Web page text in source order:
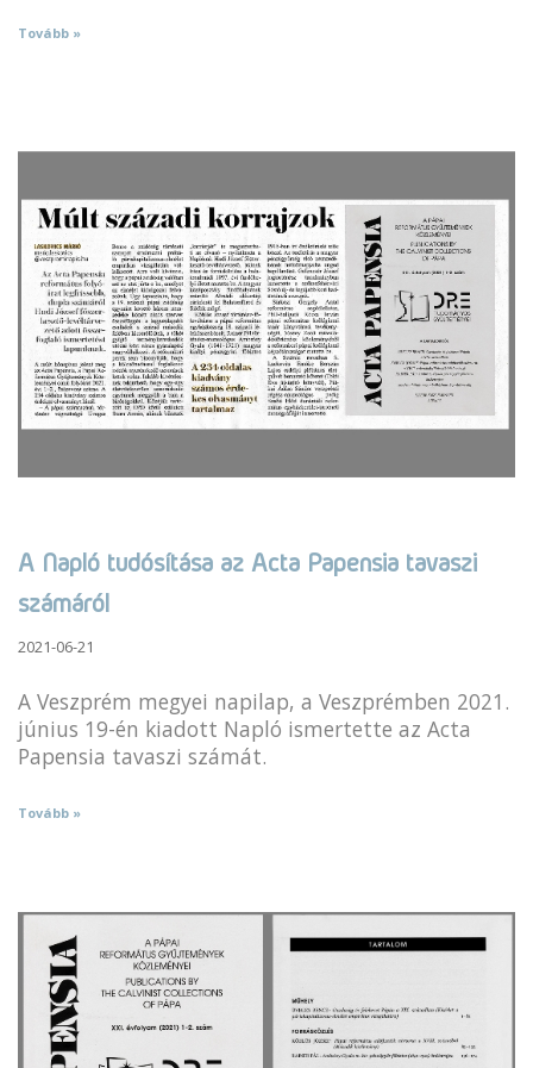
Tovább »
A Napló tudósítása az Acta Papensia tavaszi
számáról
2021-06-21
A Veszprém megyei napilap, a Veszprémben 2021.
június 19-én kiadott Napló ismertette az Acta
Papensia tavaszi számát.
Tovább »